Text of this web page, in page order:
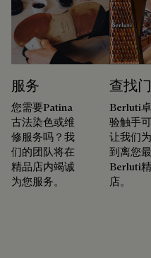
服务
您需要Patina
古法染色或维
修服务吗？我
们的团队将在
精品店内竭诚
为您服务。
查找
Berluti
验触手
让我们
到离您
Berluti
店。